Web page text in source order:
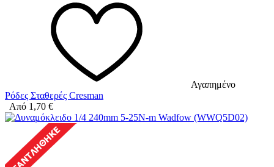
Αγαπημένο
Ρόδες Σταθερές Cresman
Από 1,70 €